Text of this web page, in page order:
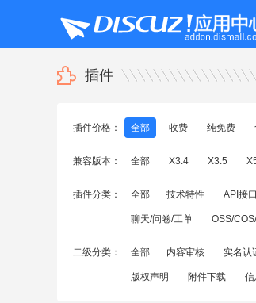
插件
插件价格： 全部 收费 纯免费
兼容版本： 全部 X3.4 X3.5
插件分类： 全部 技术特性 API接口
聊天/问卷/工单 OSS/
二级分类： 全部 内容审核 实名认
版权声明 附件下载